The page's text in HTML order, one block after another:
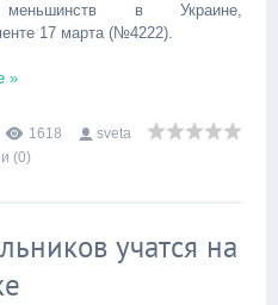
в Украине,
17 марта (№4222).
»
1618
sveta
(0)
учатся на